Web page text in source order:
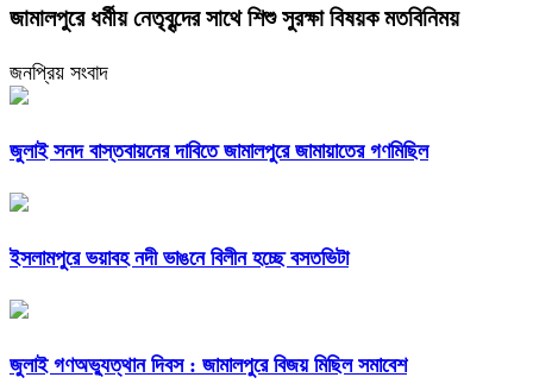
জামালপুরে ধর্মীয় নেতৃবৃন্দের সাথে শিশু সুরক্ষা বিষয়ক মতবিনিময়
জনপ্রিয় সংবাদ
জুলাই সনদ বাস্তবায়নের দাবিতে জামালপুরে জামায়াতের গণমিছিল
ইসলামপুরে ভয়াবহ নদী ভাঙনে বিলীন হচ্ছে বসতভিটা
জুলাই গণঅভ্যুত্থান দিবস : জামালপুরে বিজয় মিছিল সমাবেশ